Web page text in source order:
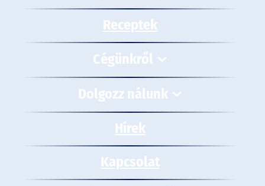
Receptek
Cégünkről
Dolgozz nálunk
Hírek
Kapcsolat